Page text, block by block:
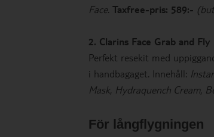
Face. Taxfree-pris: 589:-
2. Clarins Face Grab and Fly
Perfekt resekit med
i handbagaget. Innehåll:
Mask, Hydraquench Cream,
För långflygningen